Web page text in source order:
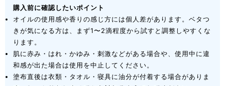
購入前に確認したいポイント
オイルの使用感や香りの感じ方には個人差があります。ベタつ
きが気になる方は、まず1〜2滴程度から試すと調整しやすくな
ります。
肌に赤み・はれ・かゆみ・刺激などがある場合や、使用中に違
和感が出た場合は使用を中止してください。
塗布直後は衣類・タオル・寝具に油分が付着する場合がありま